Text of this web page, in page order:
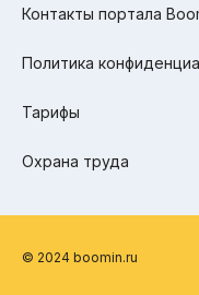
Контакты портала
Политика
Тарифы
Охрана труда
© 2024 boomin.ru